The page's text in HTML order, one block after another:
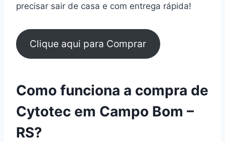
precisar sair de casa e com entrega rápida!
Clique aqui para Comprar
Como funciona a compra de
Cytotec em Campo Bom –
RS?